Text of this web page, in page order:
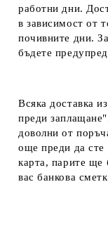
работни дни.
в зависимост от
почивните дни.
бъдете
Всяка доставка
преди
доволни от
още преди да сте
карта, парите ще
вас банкова